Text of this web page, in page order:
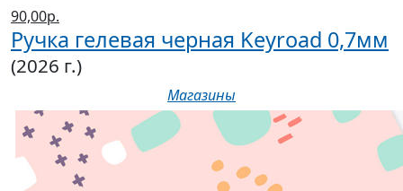
90,00р.
Ручка гелевая черная Keyroad 0,7мм
(2026 г.)
Магазины